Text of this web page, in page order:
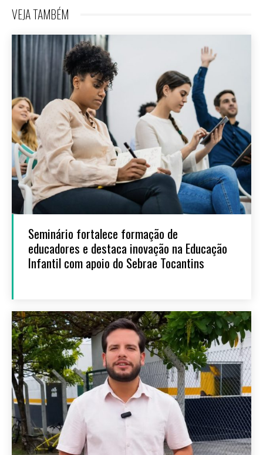
VEJA TAMBÉM
Seminário fortalece formação de
educadores e destaca inovação na Educação
Infantil com apoio do Sebrae Tocantins